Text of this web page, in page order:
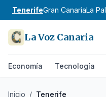
TenerifeGran CanariaLa
La Voz Canaria
Economía Tecnología
Inicio / Tenerife